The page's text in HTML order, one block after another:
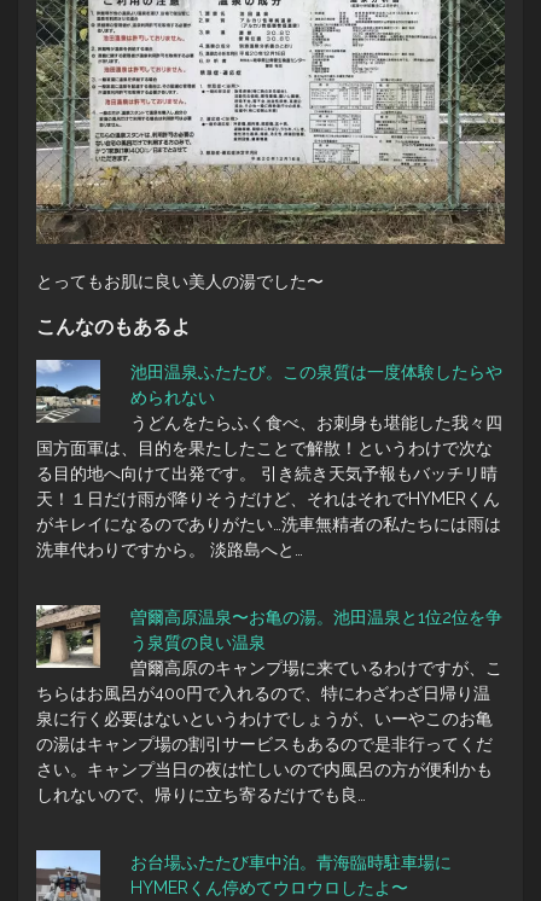
とってもお肌に良い美人の湯でした〜
こんなのもあるよ
池田温泉ふたたび。この泉質は一度体験したらや
められない
うどんをたらふく食べ、お刺身も堪能した我々四
国方面軍は、目的を果たしたことで解散！というわけで次な
る目的地へ向けて出発です。 引き続き天気予報もバッチリ晴
天！１日だけ雨が降りそうだけど、それはそれでHYMERくん
がキレイになるのでありがたい…洗車無精者の私たちには雨は
洗車代わりですから。 淡路島へと…
曽爾高原温泉〜お亀の湯。池田温泉と1位2位を争
う泉質の良い温泉
曽爾高原のキャンプ場に来ているわけですが、こ
ちらはお風呂が400円で入れるので、特にわざわざ日帰り温
泉に行く必要はないというわけでしょうが、いーやこのお亀
の湯はキャンプ場の割引サービスもあるので是非行ってくだ
さい。キャンプ当日の夜は忙しいので内風呂の方が便利かも
しれないので、帰りに立ち寄るだけでも良…
お台場ふたたび車中泊。青海臨時駐車場に
HYMERくん停めてウロウロしたよ〜